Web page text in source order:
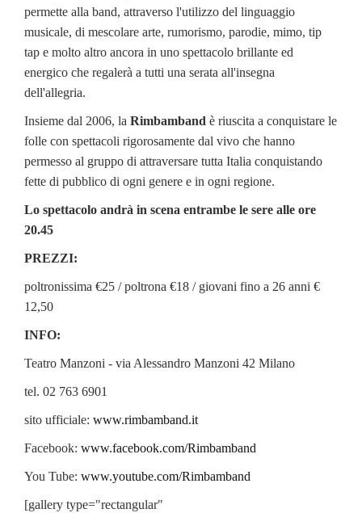
permette alla band, attraverso l'utilizzo del linguaggio
musicale, di mescolare arte, rumorismo, parodie, mimo, tip
tap e molto altro ancora in uno spettacolo brillante ed
energico che regalerà a tutti una serata all'insegna
dell'allegria.
Insieme dal 2006, la Rimbamband è riuscita a conquistare le
folle con spettacoli rigorosamente dal vivo che hanno
permesso al gruppo di attraversare tutta Italia conquistando
fette di pubblico di ogni genere e in ogni regione.
Lo spettacolo andrà in scena entrambe le sere alle ore
20.45
PREZZI:
poltronissima €25 / poltrona €18 / giovani fino a 26 anni €
12,50
INFO:
Teatro Manzoni - via Alessandro Manzoni 42 Milano
tel. 02 763 6901
sito ufficiale: www.rimbamband.it
Facebook: www.facebook.com/Rimbamband
You Tube: www.youtube.com/Rimbamband
[gallery type="rectangular"